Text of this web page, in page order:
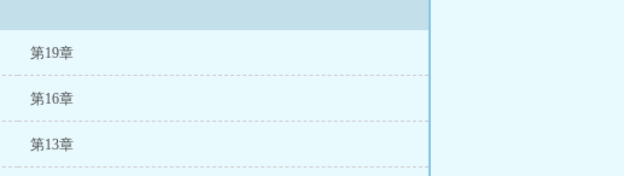
第19章
第16章
第13章